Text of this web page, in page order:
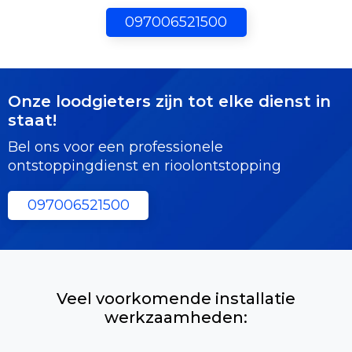
097006521500
Onze loodgieters zijn tot elke dienst in
staat!
Bel ons voor een professionele
ontstoppingdienst en rioolontstopping
097006521500
Veel voorkomende installatie
werkzaamheden: